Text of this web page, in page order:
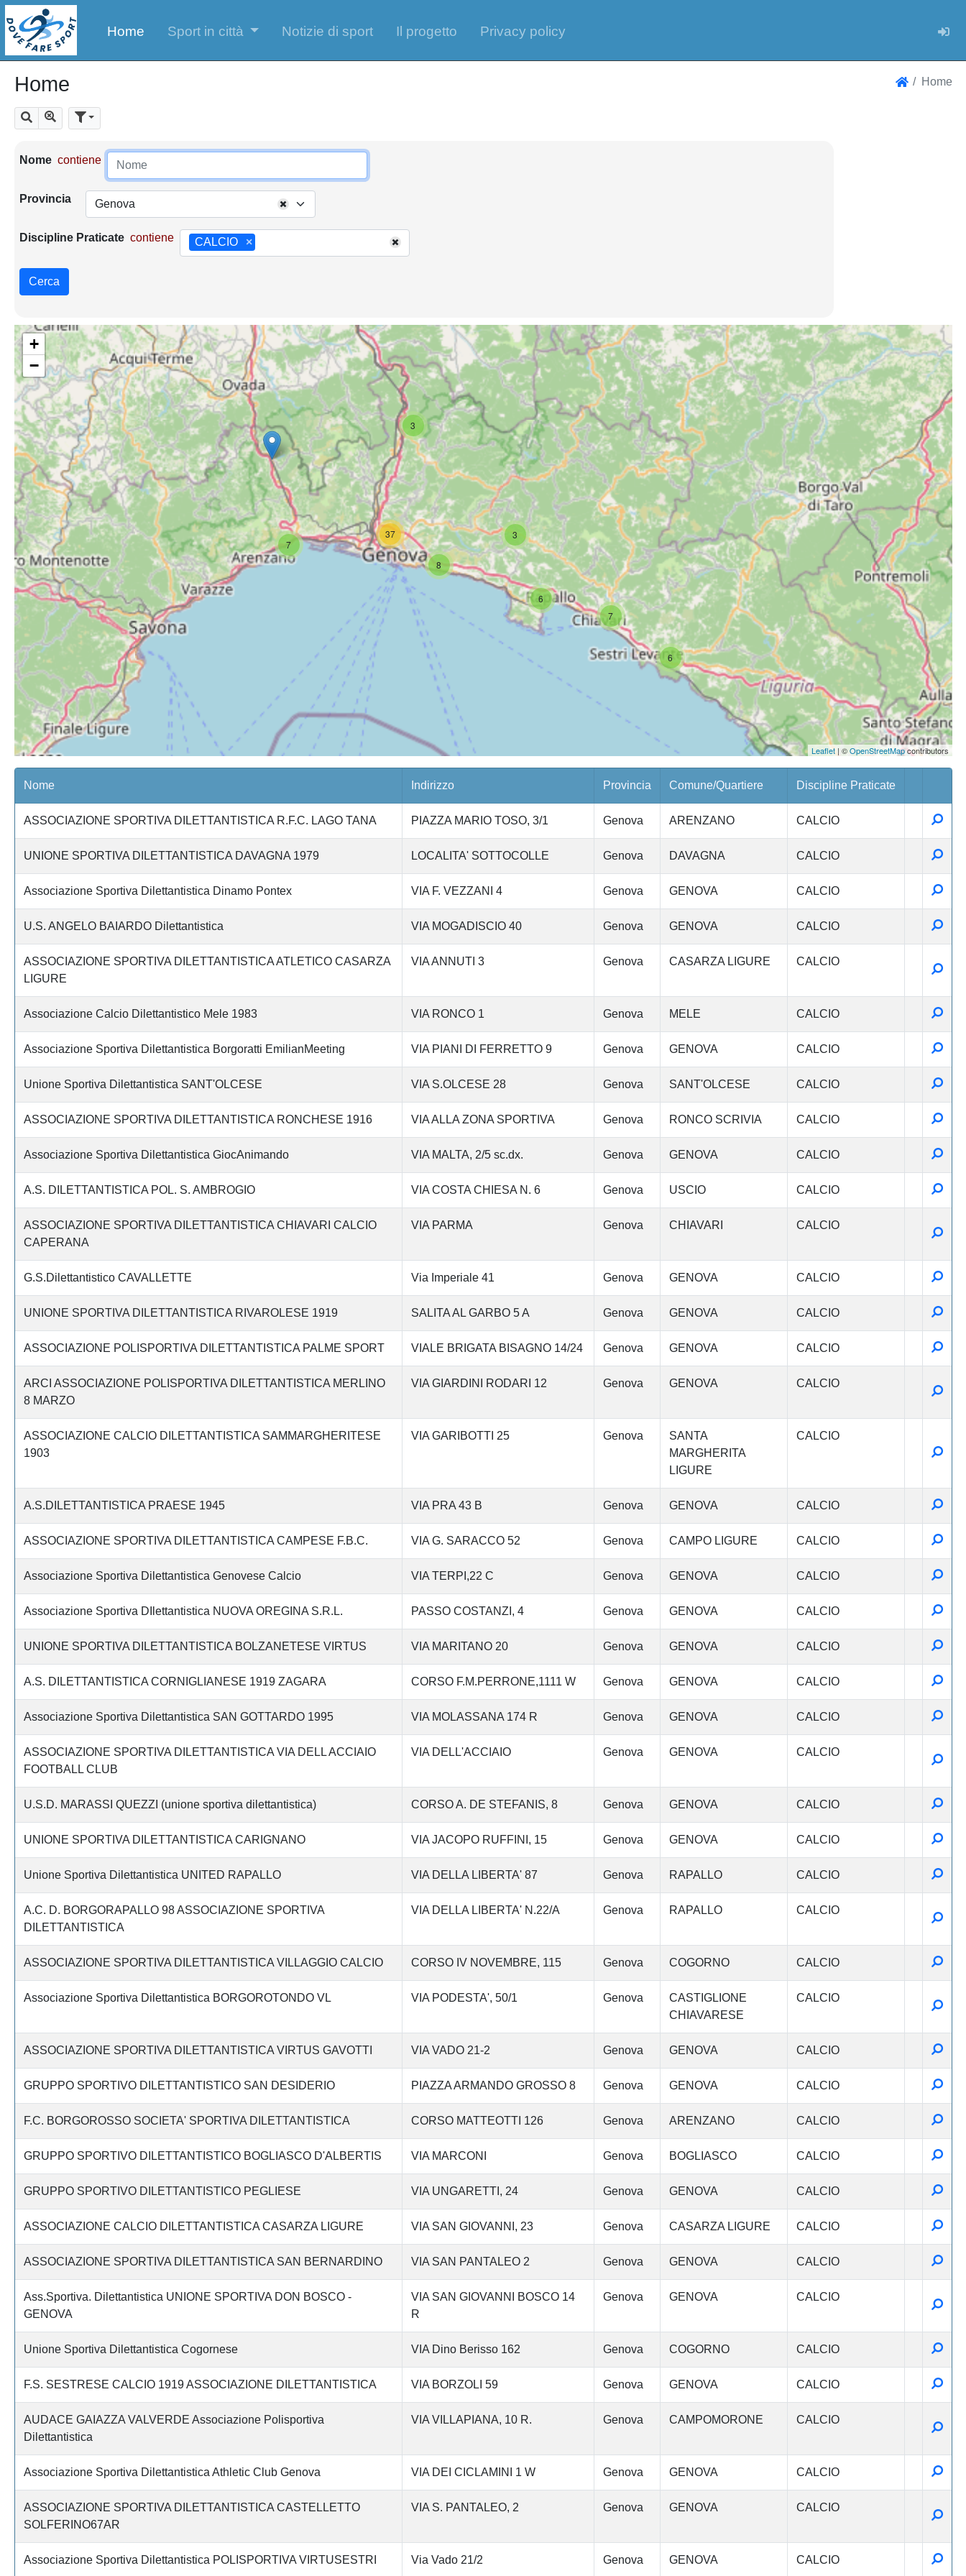
Home Sport in città Notizie di sport Il progetto Privacy policy
Home Home
Cerca Mostra tutti i risultati
Parametri di ricerca
Nome contiene
Provincia Genova
Discipline Praticate contiene ×
CALCIO
Cerca
8
3
6
3
6
7
7
37
+
−
Leaflet| ©OpenStreetMapcontributors
Nome Indirizzo Provincia Comune/Quartiere Discipline Praticate
ASSOCIAZIONE SPORTIVA DILETTANTISTICA R.F.C. LAGO TANA PIAZZA MARIO TOSO, 3/1 Genova ARENZANO CALCIO
UNIONE SPORTIVA DILETTANTISTICA DAVAGNA 1979 LOCALITA' SOTTOCOLLE Genova DAVAGNA CALCIO
Associazione Sportiva Dilettantistica Dinamo Pontex VIA F. VEZZANI 4 Genova GENOVA CALCIO
U.S. ANGELO BAIARDO Dilettantistica VIA MOGADISCIO 40 Genova GENOVA CALCIO
ASSOCIAZIONE SPORTIVA DILETTANTISTICA ATLETICO CASARZA
LIGURE
VIA ANNUTI 3 Genova CASARZA LIGURE CALCIO
Associazione Calcio Dilettantistico Mele 1983 VIA RONCO 1 Genova MELE CALCIO
Associazione Sportiva Dilettantistica Borgoratti EmilianMeeting VIA PIANI DI FERRETTO 9 Genova GENOVA CALCIO
Unione Sportiva Dilettantistica SANT'OLCESE VIA S.OLCESE 28 Genova SANT'OLCESE CALCIO
ASSOCIAZIONE SPORTIVA DILETTANTISTICA RONCHESE 1916 VIA ALLA ZONA SPORTIVA Genova RONCO SCRIVIA CALCIO
Associazione Sportiva Dilettantistica GiocAnimando VIA MALTA, 2/5 sc.dx. Genova GENOVA CALCIO
A.S. DILETTANTISTICA POL. S. AMBROGIO VIA COSTA CHIESA N. 6 Genova USCIO CALCIO
ASSOCIAZIONE SPORTIVA DILETTANTISTICA CHIAVARI CALCIO
CAPERANA
VIA PARMA Genova CHIAVARI CALCIO
G.S.Dilettantistico CAVALLETTE Via Imperiale 41 Genova GENOVA CALCIO
UNIONE SPORTIVA DILETTANTISTICA RIVAROLESE 1919 SALITA AL GARBO 5 A Genova GENOVA CALCIO
ASSOCIAZIONE POLISPORTIVA DILETTANTISTICA PALME SPORT VIALE BRIGATA BISAGNO 14/24 Genova GENOVA CALCIO
ARCI ASSOCIAZIONE POLISPORTIVA DILETTANTISTICA MERLINO
8 MARZO
VIA GIARDINI RODARI 12 Genova GENOVA CALCIO
ASSOCIAZIONE CALCIO DILETTANTISTICA SAMMARGHERITESE
1903
VIA GARIBOTTI 25 Genova
SANTA
MARGHERITA
LIGURE
CALCIO
A.S.DILETTANTISTICA PRAESE 1945 VIA PRA 43 B Genova GENOVA CALCIO
ASSOCIAZIONE SPORTIVA DILETTANTISTICA CAMPESE F.B.C. VIA G. SARACCO 52 Genova CAMPO LIGURE CALCIO
Associazione Sportiva Dilettantistica Genovese Calcio VIA TERPI,22 C Genova GENOVA CALCIO
Associazione Sportiva DIlettantistica NUOVA OREGINA S.R.L. PASSO COSTANZI, 4 Genova GENOVA CALCIO
UNIONE SPORTIVA DILETTANTISTICA BOLZANETESE VIRTUS VIA MARITANO 20 Genova GENOVA CALCIO
A.S. DILETTANTISTICA CORNIGLIANESE 1919 ZAGARA CORSO F.M.PERRONE,1111 W Genova GENOVA CALCIO
Associazione Sportiva Dilettantistica SAN GOTTARDO 1995 VIA MOLASSANA 174 R Genova GENOVA CALCIO
ASSOCIAZIONE SPORTIVA DILETTANTISTICA VIA DELL ACCIAIO
FOOTBALL CLUB
VIA DELL'ACCIAIO Genova GENOVA CALCIO
U.S.D. MARASSI QUEZZI (unione sportiva dilettantistica) CORSO A. DE STEFANIS, 8 Genova GENOVA CALCIO
UNIONE SPORTIVA DILETTANTISTICA CARIGNANO VIA JACOPO RUFFINI, 15 Genova GENOVA CALCIO
Unione Sportiva Dilettantistica UNITED RAPALLO VIA DELLA LIBERTA' 87 Genova RAPALLO CALCIO
A.C. D. BORGORAPALLO 98 ASSOCIAZIONE SPORTIVA
DILETTANTISTICA
VIA DELLA LIBERTA' N.22/A Genova RAPALLO CALCIO
ASSOCIAZIONE SPORTIVA DILETTANTISTICA VILLAGGIO CALCIO CORSO IV NOVEMBRE, 115 Genova COGORNO CALCIO
Associazione Sportiva Dilettantistica BORGOROTONDO VL VIA PODESTA', 50/1 Genova
CASTIGLIONE
CHIAVARESE
CALCIO
ASSOCIAZIONE SPORTIVA DILETTANTISTICA VIRTUS GAVOTTI VIA VADO 21-2 Genova GENOVA CALCIO
GRUPPO SPORTIVO DILETTANTISTICO SAN DESIDERIO PIAZZA ARMANDO GROSSO 8 Genova GENOVA CALCIO
F.C. BORGOROSSO SOCIETA' SPORTIVA DILETTANTISTICA CORSO MATTEOTTI 126 Genova ARENZANO CALCIO
GRUPPO SPORTIVO DILETTANTISTICO BOGLIASCO D'ALBERTIS VIA MARCONI Genova BOGLIASCO CALCIO
GRUPPO SPORTIVO DILETTANTISTICO PEGLIESE VIA UNGARETTI, 24 Genova GENOVA CALCIO
ASSOCIAZIONE CALCIO DILETTANTISTICA CASARZA LIGURE VIA SAN GIOVANNI, 23 Genova CASARZA LIGURE CALCIO
ASSOCIAZIONE SPORTIVA DILETTANTISTICA SAN BERNARDINO VIA SAN PANTALEO 2 Genova GENOVA CALCIO
Ass.Sportiva. Dilettantistica UNIONE SPORTIVA DON BOSCO -
GENOVA
VIA SAN GIOVANNI BOSCO 14
R
Genova GENOVA CALCIO
Unione Sportiva Dilettantistica Cogornese VIA Dino Berisso 162 Genova COGORNO CALCIO
F.S. SESTRESE CALCIO 1919 ASSOCIAZIONE DILETTANTISTICA VIA BORZOLI 59 Genova GENOVA CALCIO
AUDACE GAIAZZA VALVERDE Associazione Polisportiva
Dilettantistica
VIA VILLAPIANA, 10 R. Genova CAMPOMORONE CALCIO
Associazione Sportiva Dilettantistica Athletic Club Genova VIA DEI CICLAMINI 1 W Genova GENOVA CALCIO
ASSOCIAZIONE SPORTIVA DILETTANTISTICA CASTELLETTO
SOLFERINO67AR
VIA S. PANTALEO, 2 Genova GENOVA CALCIO
Associazione Sportiva Dilettantistica POLISPORTIVA VIRTUSESTRI Via Vado 21/2 Genova GENOVA CALCIO